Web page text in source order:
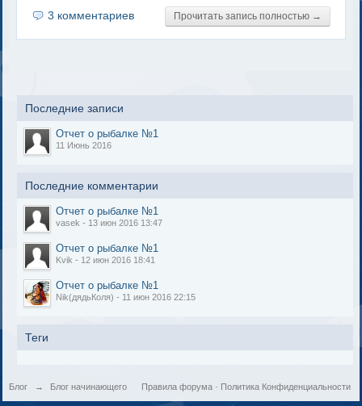
Прочитать запись полностью →
3 комментариев
Последние записи
Отчет о рыбалке №1
11 Июнь 2016
Последние комментарии
Отчет о рыбалке №1
vasek - 13 июн 2016 13:47
Отчет о рыбалке №1
Kvik - 12 июн 2016 18:41
Отчет о рыбалке №1
Nik(дядьКоля) - 11 июн 2016 22:15
Теги
Блог → Блог начинающего Политика Конфиденциальности
Правила форума·